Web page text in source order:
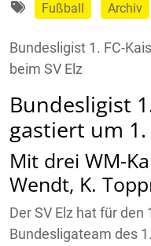
Fußball Archiv
Bundesligist 1. FC-
beim SV Elz
Bundesligist
gastiert um 1.
Mit drei WM-
Wendt, K.
Der SV Elz hat für
Bundesligateam des